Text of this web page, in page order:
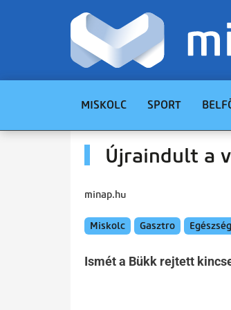
MISKOLC SPORT
Újraindult a
minap.hu
Miskolc Gasztro Egészség
Ismét a Bükk rejtett